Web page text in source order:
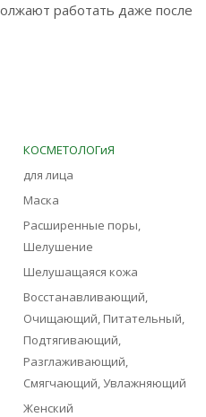
работать даже после
КОСМЕТОЛОГиЯ
для лица
Маска
Расширенные поры,
Шелушение
Шелушащаяся кожа
Восстанавливающий,
Очищающий, Питательный,
Подтягивающий,
Разглаживающий,
Смягчающий, Увлажняющий
Женский